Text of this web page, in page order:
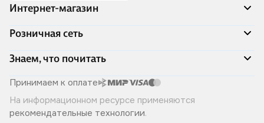
Интернет-магазин
Акции
Доставка и оплата
Программа лояльности
Подарочные сертификаты
Правила продажи
Политика конфиденциальности
Розничная сеть
Адреса магазинов
О компании
Хотите у нас работать?
Знаем, что почитать
Скоро в продаже
Лучшие из лучших
Читай-журнал
Принимаем к оплате
На информационном ресурсе применяются
рекомендательные технологии.